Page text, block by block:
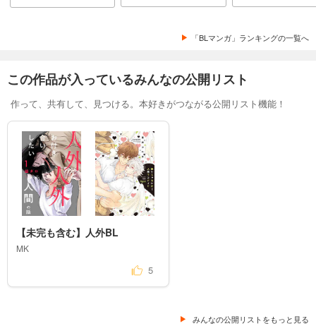
「BLマンガ」ランキングの一覧へ
この作品が入っているみんなの公開リスト
作って、共有して、見つける。本好きがつながる公開リスト機能！
【未完も含む】人外BL
MK
5
みんなの公開リストをもっと見る